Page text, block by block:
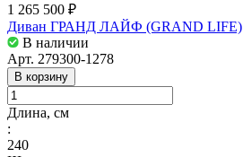
1 265 500 ₽
Диван ГРАНД ЛАЙФ (GRAND LIFE)
В наличии
Арт. 279300-1278
В корзину
Длина, см
:
240